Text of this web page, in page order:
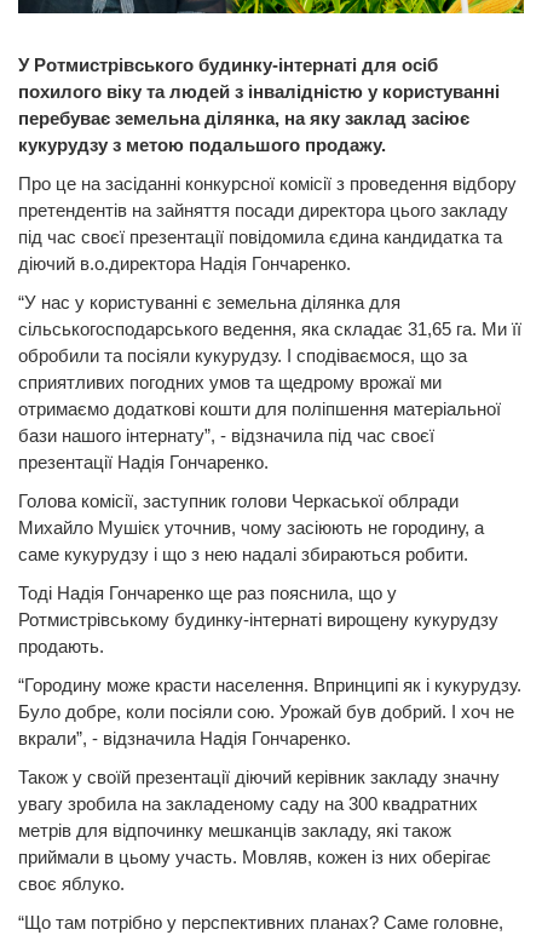
У Ротмистрівського будинку-інтернаті для осіб
похилого віку та людей з інвалідністю у користуванні
перебуває земельна ділянка, на яку заклад засіює
кукурудзу з метою подальшого продажу.
Про це на засіданні конкурсної комісії з проведення відбору
претендентів на зайняття посади директора цього закладу
під час своєї презентації повідомила єдина кандидатка та
діючий в.о.директора Надія Гончаренко.
“У нас у користуванні є земельна ділянка для
сільськогосподарського ведення, яка складає 31,65 га. Ми її
обробили та посіяли кукурудзу. І сподіваємося, що за
сприятливих погодних умов та щедрому врожаї ми
отримаємо додаткові кошти для поліпшення матеріальної
бази нашого інтернату”, - відзначила під час своєї
презентації Надія Гончаренко.
Голова комісії, заступник голови Черкаської облради
Михайло Мушієк уточнив, чому засіюють не городину, а
саме кукурудзу і що з нею надалі збираються робити.
Тоді Надія Гончаренко ще раз пояснила, що у
Ротмистрівському будинку-інтернаті вирощену кукурудзу
продають.
“Городину може красти населення. Впринципі як і кукурудзу.
Було добре, коли посіяли сою. Урожай був добрий. І хоч не
вкрали”, - відзначила Надія Гончаренко.
Також у своїй презентації діючий керівник закладу значну
увагу зробила на закладеному саду на 300 квадратних
метрів для відпочинку мешканців закладу, які також
приймали в цьому участь. Мовляв, кожен із них оберігає
своє яблуко.
“Що там потрібно у перспективних планах? Саме головне,